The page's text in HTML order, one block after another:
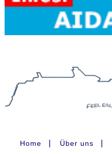
Home Über uns